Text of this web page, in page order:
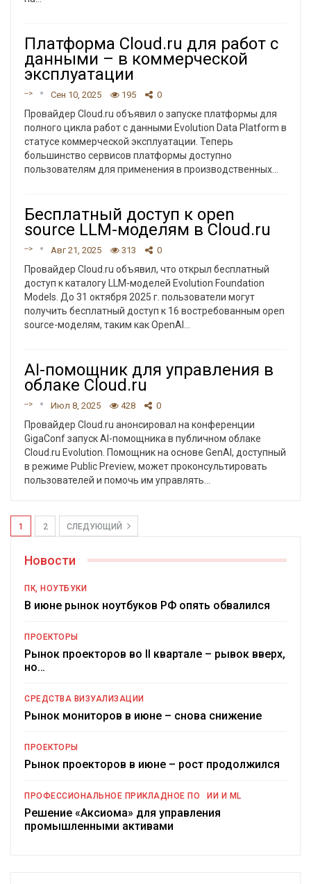
Платформа Cloud.ru для работ с
данными – в коммерческой
эксплуатации
--> Сен 10, 2025 195 0
Провайдер Cloud.ru объявил о запуске платформы для
полного цикла работ с данными Evolution Data Platform в
статусе коммерческой эксплуатации. Теперь
большинство сервисов платформы доступно
пользователям для применения в производственных
Бесплатный доступ к open
source LLM-моделям в Cloud.ru
--> Авг 21, 2025 313 0
Провайдер Cloud.ru объявил, что открыл бесплатный
доступ к каталогу LLM-моделей Evolution Foundation
Models. До 31 октября 2025 г. пользователи могут
получить бесплатный доступ к 16 востребованным open
source-моделям, таким как OpenAI
AI-помощник для управления в
облаке Cloud.ru
--> Июл 8, 2025 428 0
Провайдер Cloud.ru анонсировал на конференции
GigaConf запуск AI-помощника в публичном облаке
Cloud.ru Evolution. Помощник на основе GenAI, доступный
в режиме Public Preview, может проконсультировать
пользователей и помочь им управлять
1 2 СЛЕДУЮЩИЙ
Новости
ПК, НОУТБУКИ
В июне рынок ноутбуков РФ опять обвалился
ПРОЕКТОРЫ
Рынок проекторов во II квартале – рывок вверх,
но…
СРЕДСТВА ВИЗУАЛИЗАЦИИ
Рынок мониторов в июне – снова снижение
ПРОЕКТОРЫ
Рынок проекторов в июне – рост продолжился
ПРОФЕССИОНАЛЬНОЕ ПРИКЛАДНОЕ ПО ИИ И ML
Решение «Аксиома» для управления
промышленными активами